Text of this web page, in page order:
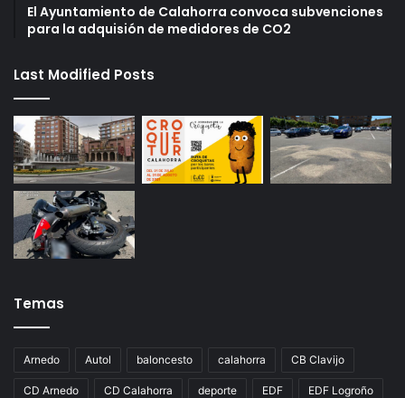
El Ayuntamiento de Calahorra convoca subvenciones
para la adquisión de medidores de CO2
Last Modified Posts
Temas
Arnedo Autol baloncesto calahorra CB Clavijo
CD Arnedo CD Calahorra deporte EDF EDF Logroño